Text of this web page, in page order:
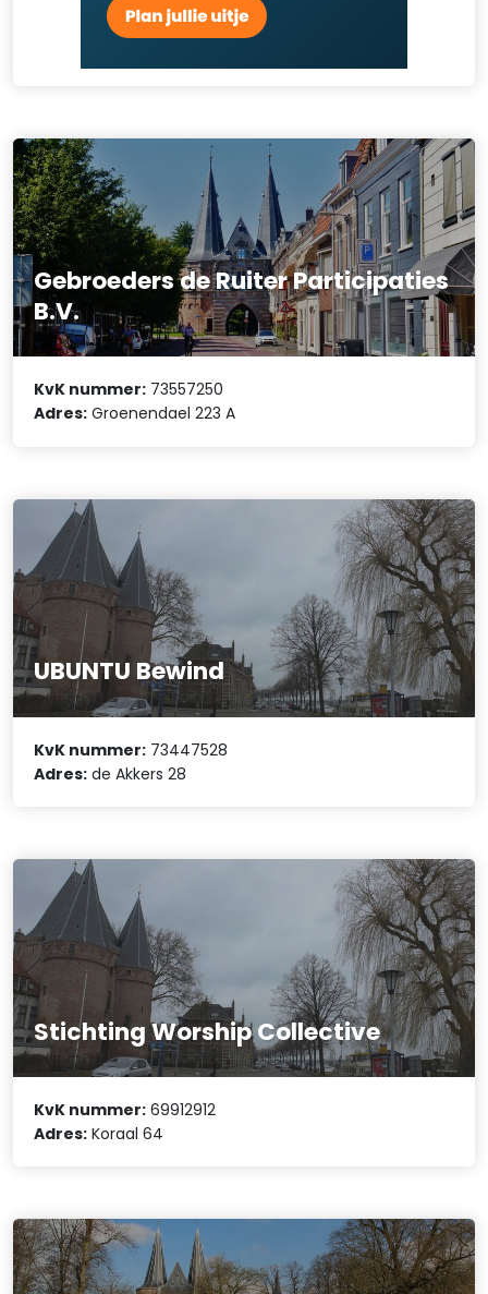
Gebroeders de Ruiter Participaties
B.V.
KvK nummer: 73557250
Adres: Groenendael 223 A
UBUNTU Bewind
KvK nummer: 73447528
Adres: de Akkers 28
Stichting Worship Collective
KvK nummer: 69912912
Adres: Koraal 64